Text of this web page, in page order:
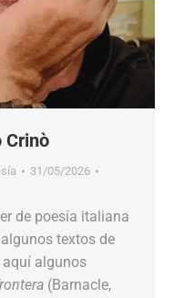
Crinò
31/05/2026
de poesía italiana
textos de
aquí algunos
(Barnacle,